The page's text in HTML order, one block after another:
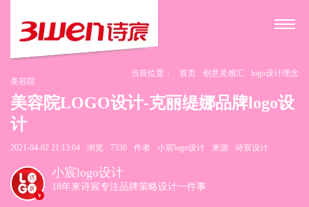
当前位置： 首页 创意灵感汇
logo设计理念
美容院
美容院LOGO设计-克丽缇娜品牌logo设
计
2021-04-02 21:13:04 浏览 7330 作者 小宸logo设计 来源 诗宸设计
v
小宸logo设计
18年来诗宸专注品牌策略设计一件事